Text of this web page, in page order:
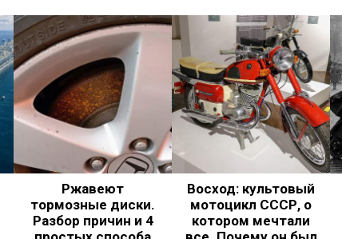
Ржавеют
тормозные диски.
Разбор причин и 4
Восход: культовый
мотоцикл СССР, о
котором мечтали